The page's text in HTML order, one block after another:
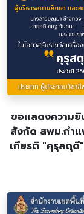
ขอแสดงความยิ
สังกัด สพม.กำแ
เกียรติ "คุรุสดุดี